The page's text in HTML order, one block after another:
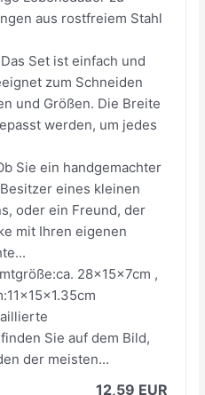
aus rostfreiem Stahl
Set ist einfach und
zum Schneiden
und Größen. Die Breite
werden, um jedes
Sie ein handgemachter
eines kleinen
oder ein Freund, der
mit Ihren eigenen
28x15x7cm ,
Sie auf dem Bild,
der meisten...
12,59 EUR